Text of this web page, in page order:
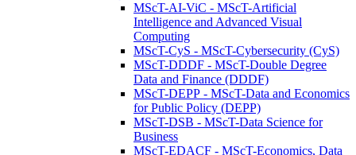
MScT-AI-ViC - MScT-Artificial
Intelligence and Advanced Visual
Computing
MScT-CyS - MScT-Cybersecurity (CyS)
MScT-DDDF - MScT-Double Degree
Data and Finance (DDDF)
MScT-DEPP - MScT-Data and Economics
for Public Policy (DEPP)
MScT-DSB - MScT-Data Science for
Business
MScT-EDACF - MScT-Economics, Data